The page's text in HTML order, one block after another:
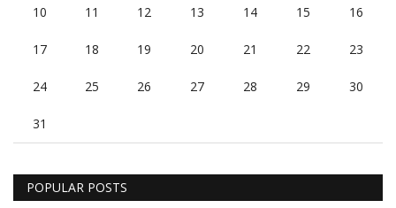
10 11 12 13 14 15 16
17 18 19 20 21 22 23
24 25 26 27 28 29 30
31
POPULAR POSTS